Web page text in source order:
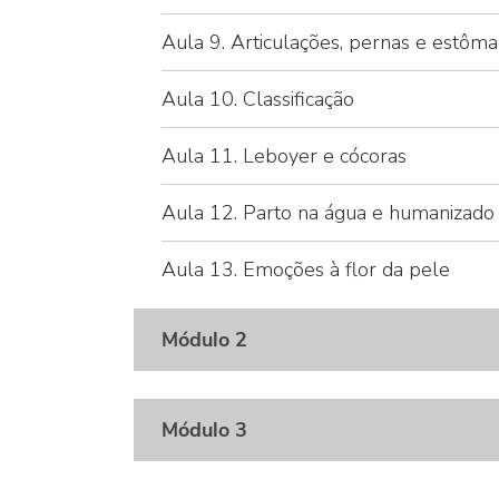
Aula 9. Articulações, pernas e
Aula 10. Classificação
Aula 11. Leboyer e cócoras
Aula 12. Parto na água e humanizado
Aula 13. Emoções à flor da pele
Módulo 2
Módulo 3